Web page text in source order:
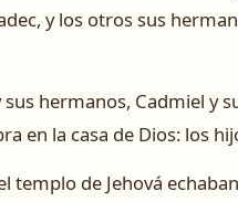
y los otros sus
sus hermanos, Cadmiel y
en la casa de Dios: los
templo de Jehová